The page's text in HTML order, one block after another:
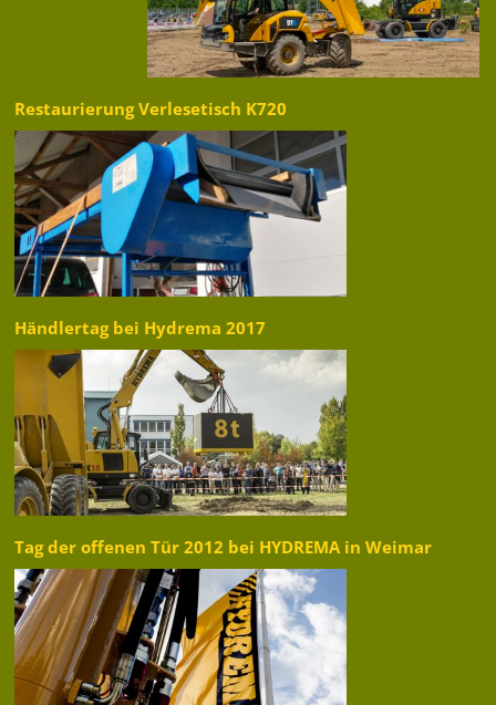
Restaurierung Verlesetisch K720
Händlertag bei Hydrema 2017
Tag der offenen Tür 2012 bei HYDREMA in Weimar